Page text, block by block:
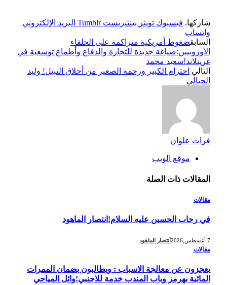
شاركها. فيسبوك تويتر بينتيريست Tumblr البريد الإلكتروني
واتساب
السابقضغوط أمريكية متراكمة على الحلفاء
الأوروبيين:صياغة جديدة للتجارة والدفاع وأطماع توسعية في
غرينلاند!سعيد محمد
التالي احترام الكبير ورحمة الصغير من أخلاق النبيل! وليد
الحيالي
فرات علوان
موقع الويب
المقالاتذات الصلة
مقالات
في رحاب الحسين عليه السلام!انتصار الماهود
أنتصار الماهود
مقالات
يعجزون عن معالجة الاسباب : ويطالبون بضمان الممرات
المائية بهرمز وباب المندب خدمة للاجنبي!وائل المياحي